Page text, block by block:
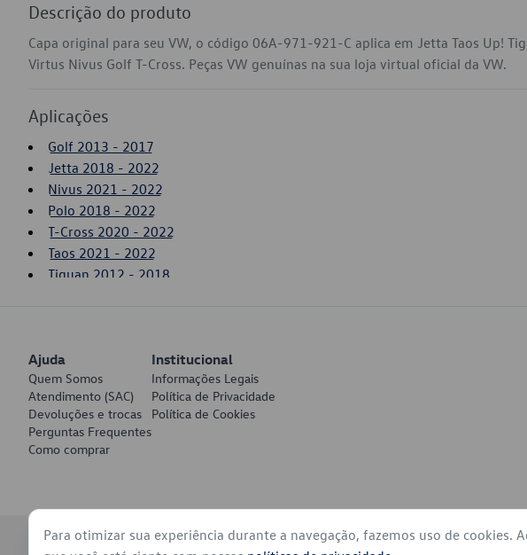
Descrição do produto
Capa original para seu VW, o código 06A-971-921-C aplica em Jetta Taos Up!
Virtus Nivus Golf T-Cross. Peças VW genuínas na sua loja virtual oficial da VW.
Aplicações
Golf 2013 - 2017
Jetta 2018 - 2022
Nivus 2021 - 2022
Polo 2018 - 2022
T-Cross 2020 - 2022
Taos 2021 - 2022
Tiguan 2012 - 2018
Ajuda
Quem Somos
Atendimento (SAC)
Devoluções e trocas
Perguntas Frequentes
Como comprar
Institucional
Informações Legais
Política de Privacidade
Política de Cookies
Para otimizar sua experiência durante a navegação, fazemos uso de cookies.